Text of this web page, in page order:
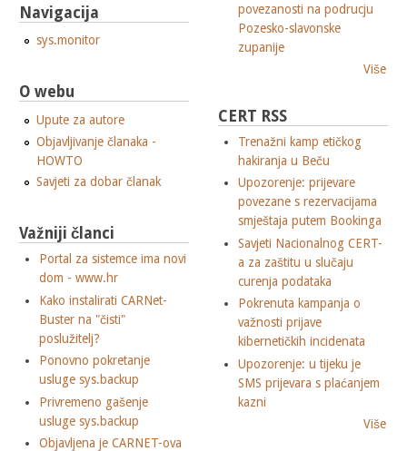
Navigacija
sys.monitor
O webu
Upute za autore
Objavljivanje članaka -
HOWTO
Savjeti za dobar članak
Važniji članci
Portal za sistemce ima novi
dom - www.hr
Kako instalirati CARNet-
Buster na "čisti"
poslužitelj?
Ponovno pokretanje
usluge sys.backup
Privremeno gašenje
usluge sys.backup
Objavljena je CARNET-ova
povezanosti na podrucju
Pozesko-slavonske
zupanije
Više
CERT RSS
Trenažni kamp etičkog
hakiranja u Beču
Upozorenje: prijevare
povezane s rezervacijama
smještaja putem Bookinga
Savjeti Nacionalnog CERT-
a za zaštitu u slučaju
curenja podataka
Pokrenuta kampanja o
važnosti prijave
kibernetičkih incidenata
Upozorenje: u tijeku je
SMS prijevara s plaćanjem
kazni
Više